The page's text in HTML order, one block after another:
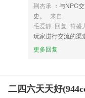
荆杰承 ：与NPC
史。
来自
毛爱静 回复 符盛
玩家进行交流的渠
更多回复
二四六天天好